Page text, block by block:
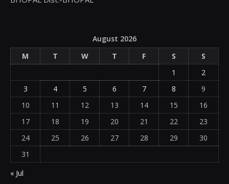
August 2026
M
T W T F S
S
1
2
3
4 5 6 7 8
9
10
11 12 13 14 15
16
17
18 19 20 21 22
23
24
25 26 27 28 29
30
31
« Jul